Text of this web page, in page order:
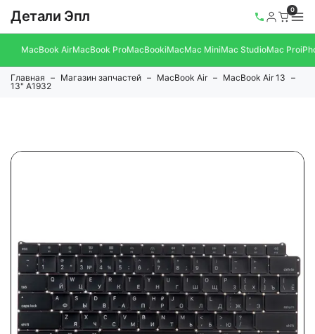
Детали Эпл 0
MacBook AirMacBook ProMacBookiMacMac MiniMac StudioMac Pro
Главная Магазин запчастей MacBook Air
MacBook Air 13
13" A1932